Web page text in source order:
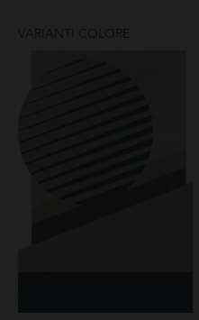
VARIANTI COLORE